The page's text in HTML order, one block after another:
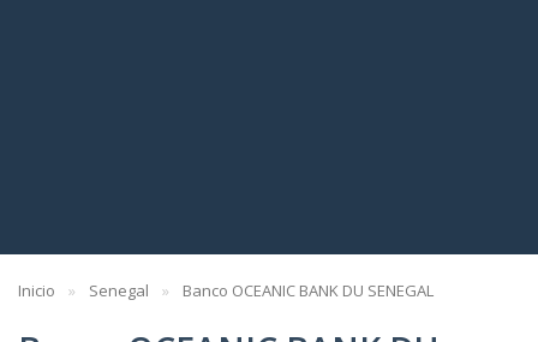
Inicio Senegal Banco OCEANIC BANK DU SENEGAL